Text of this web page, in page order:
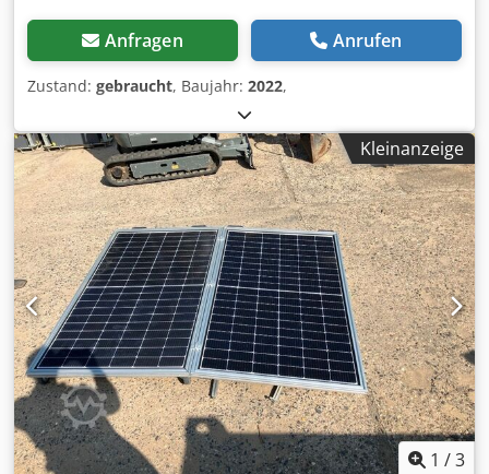
Anfragen Anrufen
Zustand: gebraucht, Baujahr: 2022,
Kleinanzeige
1 /3